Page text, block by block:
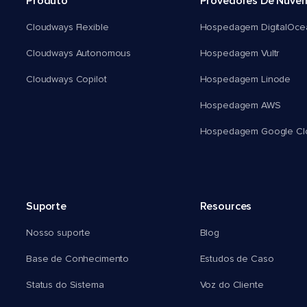
Cloudways Flexible
Cloudways Autonomous
Cloudways Copilot
Hospedagem
Hospedagem Vultr
Hospedagem Linode
Hospedagem AWS
Hospedagem Google
Suporte
Nosso suporte
Base de Conhecimento
Status do Sistema
Resources
Blog
Estudos de Caso
Voz do Cliente